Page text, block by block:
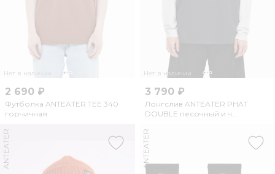
Нет в наличии
2 690 ₽
Футболка ANTEATER TEE 340
горчичная
Нет в наличии
3 790 ₽
Лонгслив ANTEATER PHAT
DOUBLE песочный и ч...
ANTEATER ANTEATER